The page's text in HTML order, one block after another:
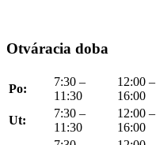
Otváracia doba
Po:
7:30 –
11:30
12:00 –
16:00
Ut:
7:30 –
11:30
12:00 –
16:00